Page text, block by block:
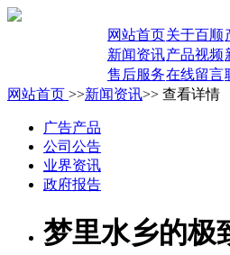
网站首页关于百顺
新闻资讯产品视频
售后服务在线留言
网站首页 >>新闻资讯>> 查看详情
广告产品
公司公告
业界资讯
政府报告
梦里水乡的极